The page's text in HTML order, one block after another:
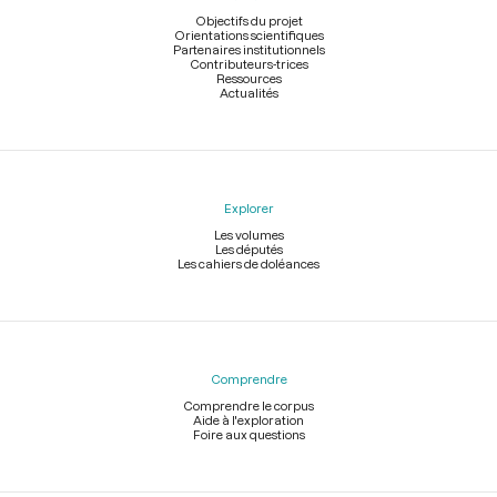
Objectifs du projet
Orientations scientifiques
Partenaires institutionnels
Contributeurs-trices
Ressources
Actualités
Explorer
Les volumes
Les députés
Les cahiers de doléances
Comprendre
Comprendre le corpus
Aide à l'exploration
Foire aux questions